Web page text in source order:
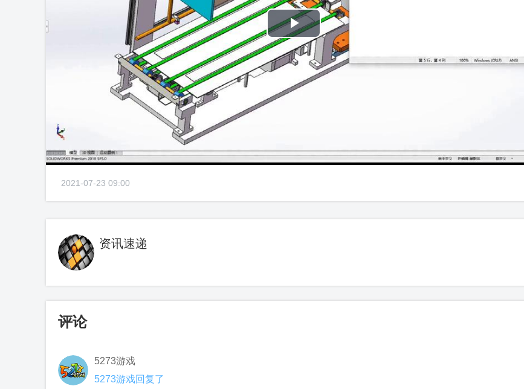
Play
Video
2021-07-23 09:00
资讯速递
评论
5273游戏
5273游戏回复了